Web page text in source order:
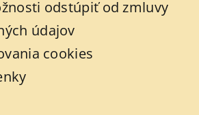
odstúpiť od zmluvy
údajov
cookies